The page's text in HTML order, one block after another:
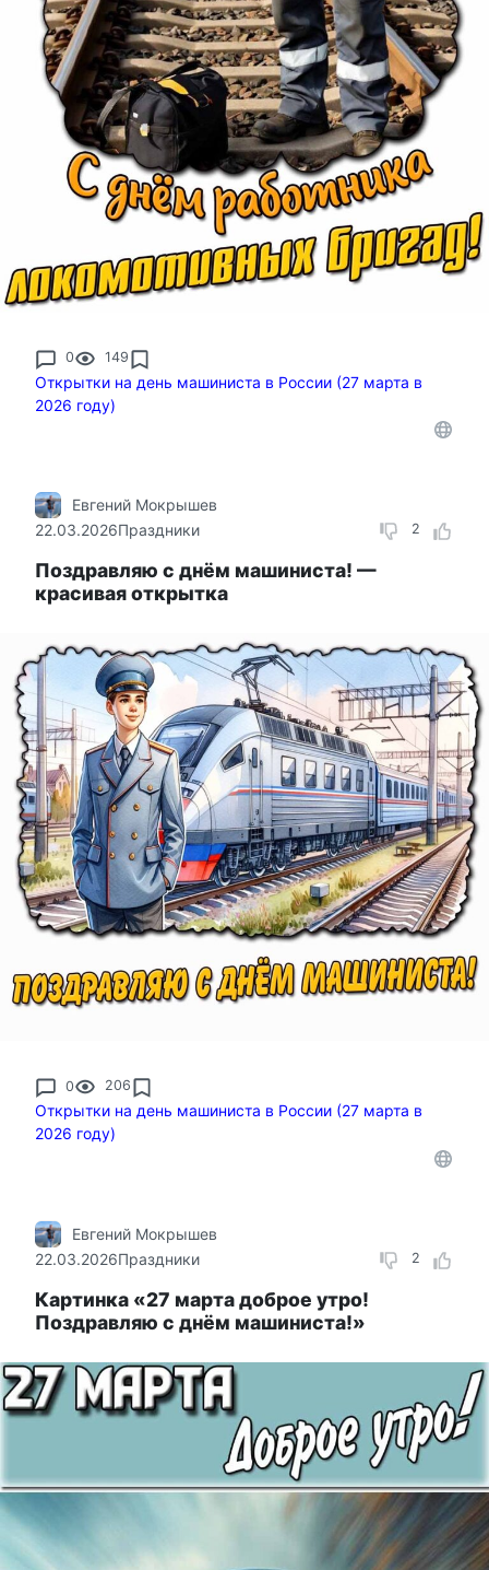
0 149
Открытки на день машиниста в России (27 марта в
2026 году)
2
Евгений Мокрышев
22.03.2026Праздники
Поздравляю с днём машиниста! —
красивая открытка
0 206
Открытки на день машиниста в России (27 марта в
2026 году)
2
Евгений Мокрышев
22.03.2026Праздники
Картинка «27 марта доброе утро!
Поздравляю с днём машиниста!»